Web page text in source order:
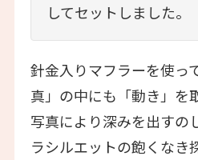
してセットしました。
針金入りマフラーを使っ
真」の中にも「動き」を
写真により深みを出すの
ラシルエットの飽くなき